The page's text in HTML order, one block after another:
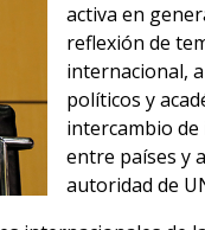
activa en
reflexión de
internacional,
políticos y
intercambio de
entre países y
autoridad de